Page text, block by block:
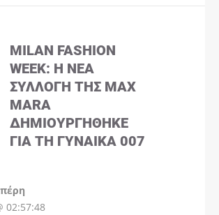
MILAN FASHION
WEEK: Η ΝΈΑ
ΣΥΛΛΟΓΉ ΤΗΣ MAX
MARA
ΔΗΜΙΟΥΡΓΉΘΗΚΕ
ΓΙΑ ΤΗ ΓΥΝΑΊΚΑ 007
02:57:48